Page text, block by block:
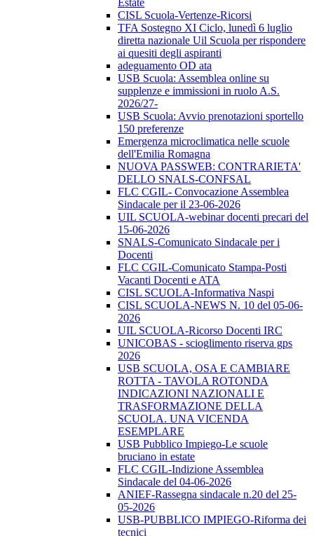
Estate
CISL Scuola-Vertenze-Ricorsi
TFA Sostegno XI Ciclo, lunedì 6 luglio
diretta nazionale Uil Scuola per rispondere
ai quesiti degli aspiranti
adeguamento OD ata
USB Scuola: Assemblea online su
supplenze e immissioni in ruolo A.S.
2026/27-
USB Scuola: Avvio prenotazioni sportello
150 preferenze
Emergenza microclimatica nelle scuole
dell'Emilia Romagna
NUOVA PASSWEB: CONTRARIETA'
DELLO SNALS-CONFSAL
FLC CGIL- Convocazione Assemblea
Sindacale per il 23-06-2026
UIL SCUOLA-webinar docenti precari del
15-06-2026
SNALS-Comunicato Sindacale per i
Docenti
FLC CGIL-Comunicato Stampa-Posti
Vacanti Docenti e ATA
CISL SCUOLA-Informativa Naspi
CISL SCUOLA-NEWS N. 10 del 05-06-
2026
UIL SCUOLA-Ricorso Docenti IRC
UNICOBAS - scioglimento riserva gps
2026
USB SCUOLA, OSA E CAMBIARE
ROTTA - TAVOLA ROTONDA
INDICAZIONI NAZIONALI E
TRASFORMAZIONE DELLA
SCUOLA. UNA VICENDA
ESEMPLARE
USB Pubblico Impiego-Le scuole
bruciano in estate
FLC CGIL-Indizione Assemblea
Sindacale del 04-06-2026
ANIEF-Rassegna sindacale n.20 del 25-
05-2026
USB-PUBBLICO IMPIEGO-Riforma dei
tecnici